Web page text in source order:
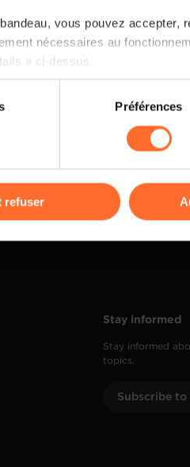
vous pouvez accepter,
nécessaires au
» ci-dessus.
navigation sur le site et
les cookies ou des cookies
Préférences
refuser
Stay informed
Stay informed
topics.
Subscribe